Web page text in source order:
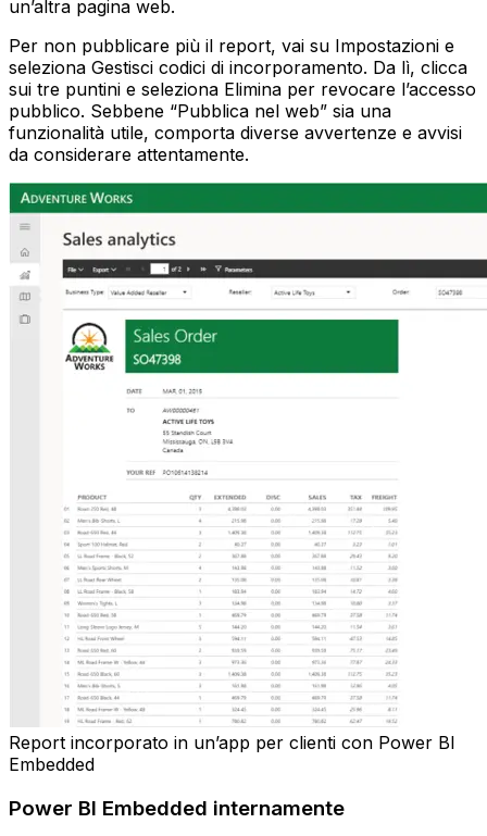
un’altra pagina web.
Per non pubblicare più il report, vai su Impostazioni e
seleziona Gestisci codici di incorporamento. Da lì, clicca
sui tre puntini e seleziona Elimina per revocare l’accesso
pubblico. Sebbene “Pubblica nel web” sia una
funzionalità utile, comporta diverse avvertenze e avvisi
da considerare attentamente.
Report incorporato in un’app per clienti con Power BI
Embedded
Power BI Embedded internamente